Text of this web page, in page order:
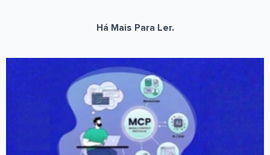
Há Mais Para Ler.